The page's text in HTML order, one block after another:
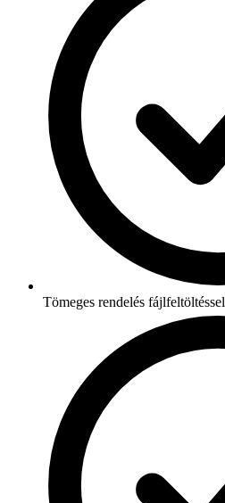
Tömeges rendelés fájlfeltöltéssel